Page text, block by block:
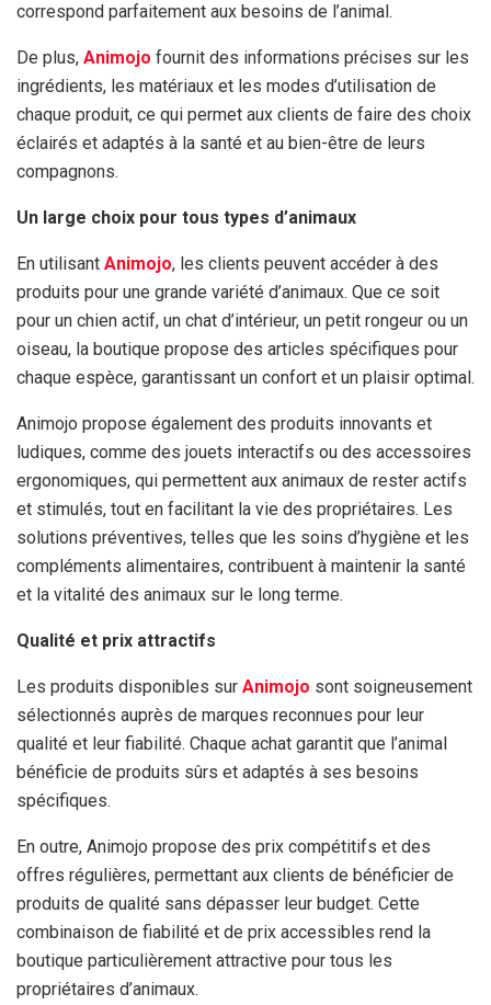
correspond parfaitement aux besoins de l’animal.
De plus, Animojo fournit des informations précises sur les
ingrédients, les matériaux et les modes d’utilisation de
chaque produit, ce qui permet aux clients de faire des choix
éclairés et adaptés à la santé et au bien-être de leurs
compagnons.
Un large choix pour tous types d’animaux
En utilisant Animojo, les clients peuvent accéder à des
produits pour une grande variété d’animaux. Que ce soit
pour un chien actif, un chat d’intérieur, un petit rongeur ou un
oiseau, la boutique propose des articles spécifiques pour
chaque espèce, garantissant un confort et un plaisir optimal.
Animojo propose également des produits innovants et
ludiques, comme des jouets interactifs ou des accessoires
ergonomiques, qui permettent aux animaux de rester actifs
et stimulés, tout en facilitant la vie des propriétaires. Les
solutions préventives, telles que les soins d’hygiène et les
compléments alimentaires, contribuent à maintenir la santé
et la vitalité des animaux sur le long terme.
Qualité et prix attractifs
Les produits disponibles sur Animojo sont soigneusement
sélectionnés auprès de marques reconnues pour leur
qualité et leur fiabilité. Chaque achat garantit que l’animal
bénéficie de produits sûrs et adaptés à ses besoins
spécifiques.
En outre, Animojo propose des prix compétitifs et des
offres régulières, permettant aux clients de bénéficier de
produits de qualité sans dépasser leur budget. Cette
combinaison de fiabilité et de prix accessibles rend la
boutique particulièrement attractive pour tous les
propriétaires d’animaux.